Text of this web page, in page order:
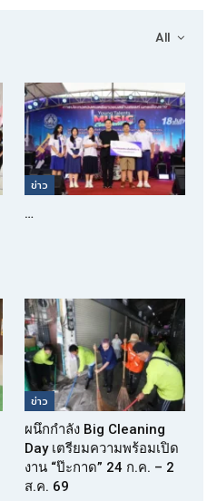
All
ข่าว
…
ข่าว
ผนึกกำลัง Big Cleaning
Day เตรียมความพร้อมเปิด
งาน “ป๊ะกาด” 24 ก.ค. – 2
ส.ค. 69